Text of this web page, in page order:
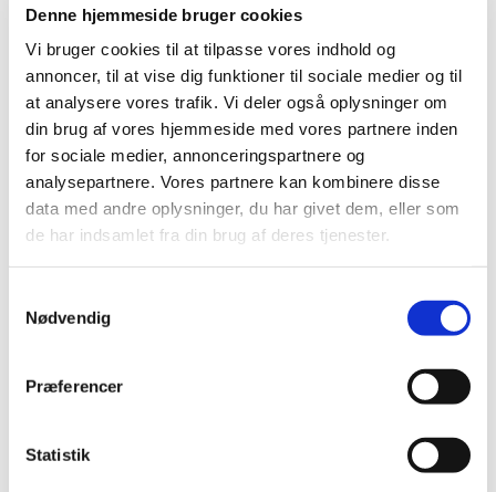
Denne hjemmeside bruger cookies
Vi bruger cookies til at tilpasse vores indhold og
annoncer, til at vise dig funktioner til sociale medier og til
at analysere vores trafik. Vi deler også oplysninger om
din brug af vores hjemmeside med vores partnere inden
for sociale medier, annonceringspartnere og
analysepartnere. Vores partnere kan kombinere disse
data med andre oplysninger, du har givet dem, eller som
de har indsamlet fra din brug af deres tjenester.
Nødvendig
Præferencer
Statistik